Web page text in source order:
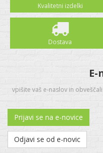
Kvalitetni izdelki
Dostava
vpišite vaš e-naslov in
Prijavi se na e-novice
Odjavi se od e-novic